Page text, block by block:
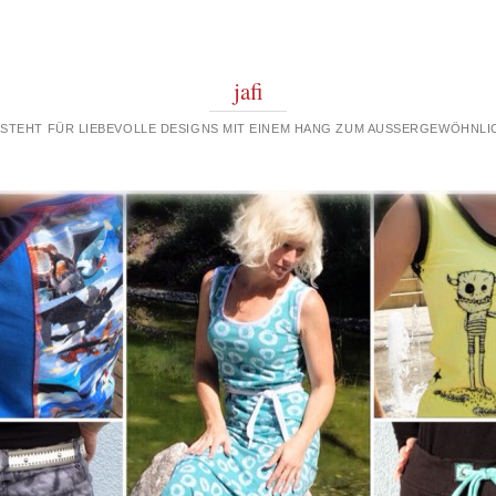
jafi
FÜR LIEBEVOLLE DESIGNS MIT EINEM HANG ZUM